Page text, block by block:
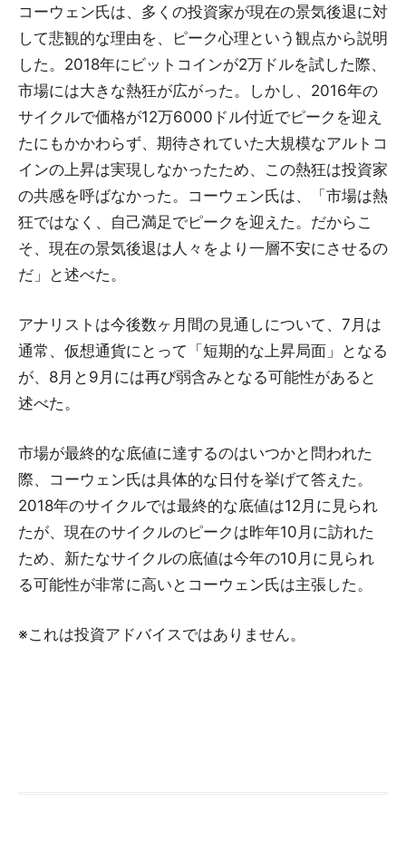
コーウェン氏は、多くの投資家が現在の景気後退に対
して悲観的な理由を、ピーク心理という観点から説明
した。2018年にビットコインが2万ドルを試した際、
市場には大きな熱狂が広がった。しかし、2016年の
サイクルで価格が12万6000ドル付近でピークを迎え
たにもかかわらず、期待されていた大規模なアルトコ
インの上昇は実現しなかったため、この熱狂は投資家
の共感を呼ばなかった。コーウェン氏は、「市場は熱
狂ではなく、自己満足でピークを迎えた。だからこ
そ、現在の景気後退は人々をより一層不安にさせるの
だ」と述べた。
アナリストは今後数ヶ月間の見通しについて、7月は
通常、仮想通貨にとって「短期的な上昇局面」となる
が、8月と9月には再び弱含みとなる可能性があると
述べた。
市場が最終的な底値に達するのはいつかと問われた
際、コーウェン氏は具体的な日付を挙げて答えた。
2018年のサイクルでは最終的な底値は12月に見られ
たが、現在のサイクルのピークは昨年10月に訪れた
ため、新たなサイクルの底値は今年の10月に見られ
る可能性が非常に高いとコーウェン氏は主張した。
※これは投資アドバイスではありません。